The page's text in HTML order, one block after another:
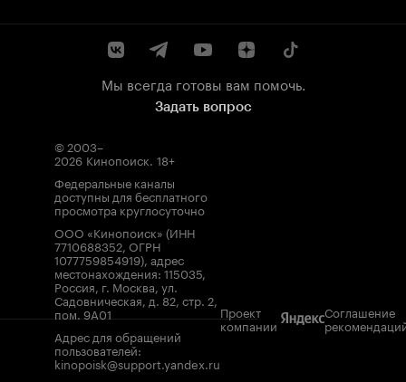
Мы всегда готовы вам помочь.
Задать вопрос
© 2003–
2026 Кинопоиск. 18+
Федеральные каналы
доступны для бесплатного
просмотра круглосуточно
ООО «Кинопоиск» (ИНН
7710688352, ОГРН
1077759854919), адрес
местонахождения: 115035,
Россия, г. Москва, ул.
Садовническая, д. 82, стр. 2,
пом. 9А01
Адрес для обращений
пользователей:
kinopoisk@support.yandex.ru
Проект
компании
Соглашение